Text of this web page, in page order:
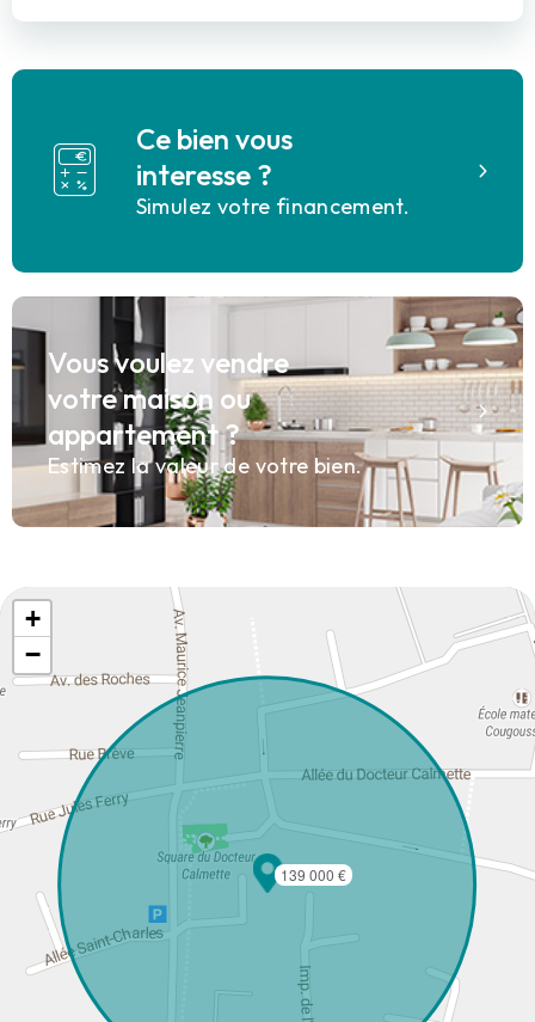
Ce bien vous
interesse ?
Simulez votre financement.
Vous voulez vendre
votre maison ou
appartement ?
Estimez la valeur de votre bien.
139 000 €
+
−